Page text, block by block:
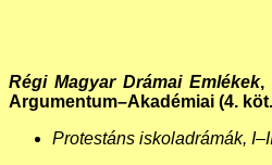
Régi Magyar Drámai Emlékek,
Argumentum–Akadémiai (4.
Protestáns iskoladrámák,